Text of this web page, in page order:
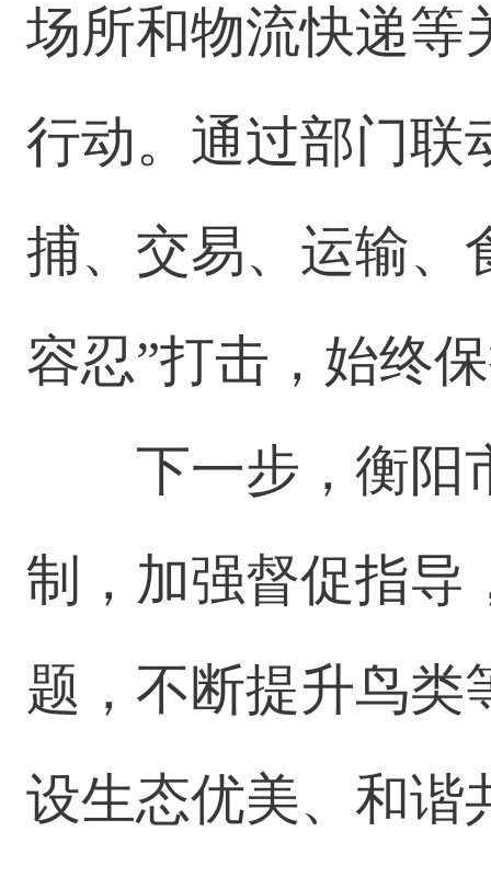
场所和物流快递等
行动。通过部门联
捕、交易、运输、
容忍”打击，始终
下一步，衡阳
制，加强督促指导
题，不断提升鸟类
设生态优美、和谐